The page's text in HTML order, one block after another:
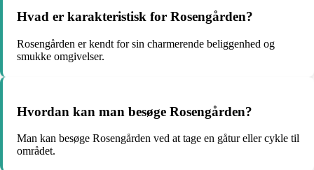
Hvad er karakteristisk for Rosengården?
Rosengården er kendt for sin charmerende beliggenhed og
smukke omgivelser.
Hvordan kan man besøge Rosengården?
Man kan besøge Rosengården ved at tage en gåtur eller cykle til
området.